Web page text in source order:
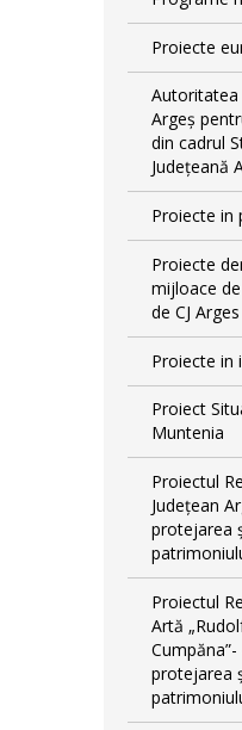
Proiecte
Autoritatea
Argeș
din cadrul
Județeană
Proiecte in
Proiecte
mijloace
de CJ Arges
Proiecte in
Proiect
Muntenia
Proiectul
Județean
protejarea
Proiectul
Artă
protejarea